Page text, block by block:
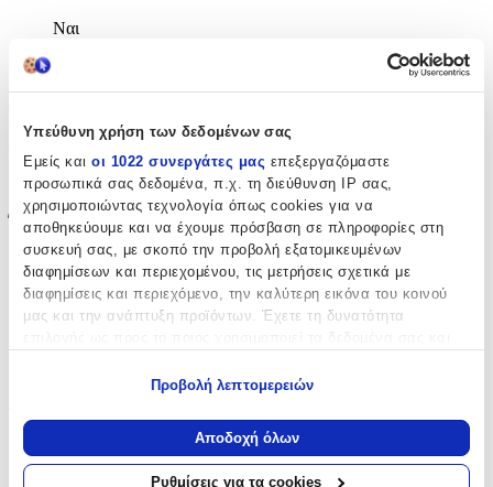
Υπεύθυνη χρήση των δεδομένων σας
Εμείς και οι 1022 συνεργάτες μας επεξεργαζόμαστε
προσωπικά σας δεδομένα, π.χ. τη διεύθυνση IP σας,
χρησιμοποιώντας τεχνολογία όπως cookies για να
αποθηκεύουμε και να έχουμε πρόσβαση σε πληροφορίες στη
συσκευή σας, με σκοπό την προβολή εξατομικευμένων
διαφημίσεων και περιεχομένου, τις μετρήσεις σχετικά με
διαφημίσεις και περιεχόμενο, την καλύτερη εικόνα του κοινού
μας και την ανάπτυξη προϊόντων. Έχετε τη δυνατότητα
Να συλλέξουμε πληροφορίες σχετικά με τη γεωγραφική
σας τοποθεσία, οι οποίες μπορεί να είναι ακριβείς σε
απόσταση μερικών μέτρων
Προβολή λεπτομερειών
Αποδοχή όλων
Ρυθμίσεις για τα cookies
Ναι
Περιοχή
Σετ :
Όχι
Έξτρα Χαρακτηριστικά
Piercing
Όχι